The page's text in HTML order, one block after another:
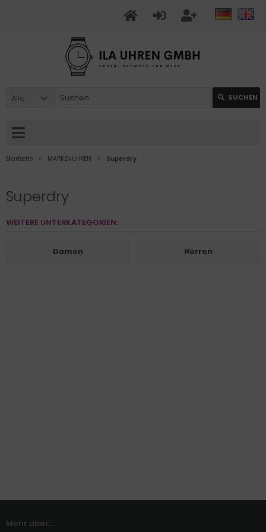
Alle SUCHEN
Startseite MARKENUHREN Superdry
Superdry
WEITERE UNTERKATEGORIEN:
Damen Herren
Mehr über...